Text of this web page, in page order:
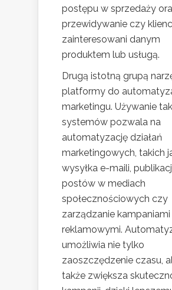
postępu w sprzedaży
przewidywanie czy
zainteresowani danym
produktem lub usługą.
Drugą istotną grupą
platformy do
marketingu. Używanie
systemów pozwala na
automatyzację działań
marketingowych, takich
wysyłka e-maili,
postów w mediach
społecznościowych czy
zarządzanie kampaniami
reklamowymi.
umożliwia nie tylko
zaoszczędzenie czasu,
także zwiększa